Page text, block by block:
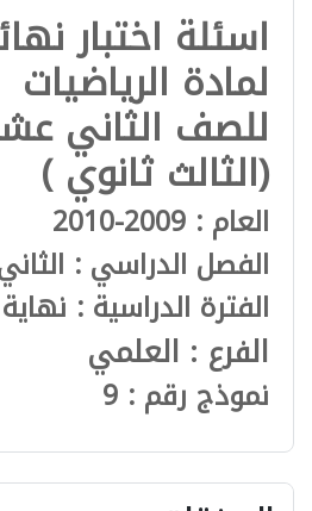
اسئلة اختبار
لمادة الرياضيات
للصف الثاني
(الثالث ثانوي )
العام : 2009-2010
الفصل الدراسي :
الفترة الدراسية : نهاية
الفرع : العلمي
نموذج رقم : 9